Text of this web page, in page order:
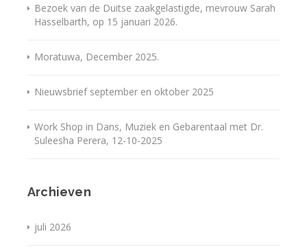
Bezoek van de Duitse zaakgelastigde, mevrouw Sarah
Hasselbarth, op 15 januari 2026.
Moratuwa, December 2025.
Nieuwsbrief september en oktober 2025
Work Shop in Dans, Muziek en Gebarentaal met Dr.
Suleesha Perera, 12-10-2025
Archieven
juli 2026